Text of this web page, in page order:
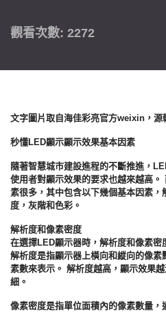
觀看次數: 2272
文字圖片取自海佳彩亮官方weixin，源
秒懂LED顯示顯示效果基本因素
隨著智慧城市建設進程的不斷推進，
使用者對顯示效果的要求也越來越高
素很多，其中包含以下幾個基本因素
度，灰階和色彩。
解析度和像素密度
在選擇LED顯示器時，解析度和像素密
解析度是指顯示器上橫向和縱向的像
素數來表示。 解析度越高，顯示效果
細。
像素密度是指單位面積內的像素數量